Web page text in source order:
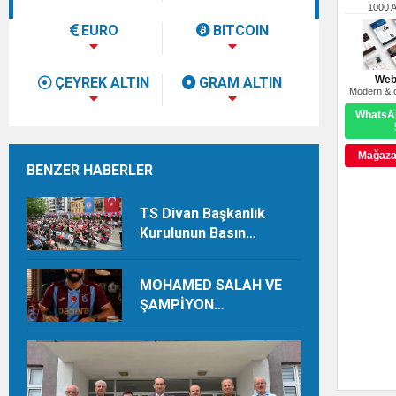
1000
Modern &
EURO BITCOIN
ÇEYREK ALTIN GRAM ALTIN
BENZER HABERLER
TS Divan Başkanlık
Kurulunun Basın
MOHAMED SALAH VE
ŞAMPİYON
Pala yazdı